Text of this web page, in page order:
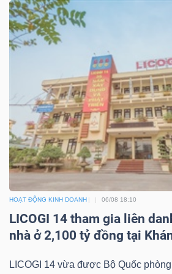
HOẠT ĐỘNG KINH DOANH 06/08 18:10
LICOGI 14 tham gia liên
nhà ở 2,100 tỷ đồng tại
LICOGI 14 vừa được Bộ Quốc